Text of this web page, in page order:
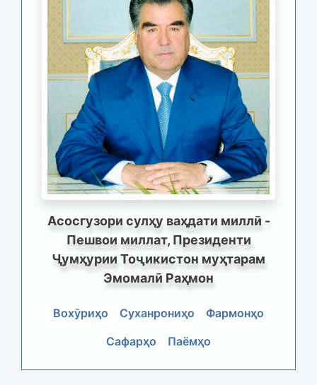
Асосгузори сулҳу ваҳдати миллӣ -
Пешвои миллат, Президенти
Ҷумҳурии Тоҷикистон муҳтарам
Эмомалӣ Раҳмон
Вохӯриҳо Суханрониҳо
Фармонҳо
Сафарҳо
Паёмҳо